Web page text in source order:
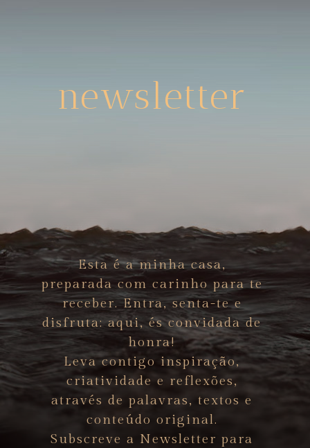
newsletter
Esta é a minha casa,
preparada com carinho para te
receber. Entra, senta-te e
disfruta: aqui, és convidada de
honra!
Leva contigo inspiração,
criatividade e reflexões,
através de palavras, textos e
conteúdo original.
Subscreve a Newsletter para